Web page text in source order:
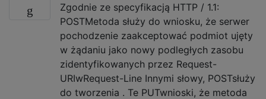
Zgodnie ze specyfikacją HTTP / 1.1:
POSTMetoda służy do wniosku, że serwer
pochodzenie zaakceptować podmiot ujęty
w żądaniu jako nowy podległych zasobu
zidentyfikowanych przez Request-
URIwRequest-Line Innymi słowy, POSTsłuży
do tworzenia . Te PUTwnioski, że metoda